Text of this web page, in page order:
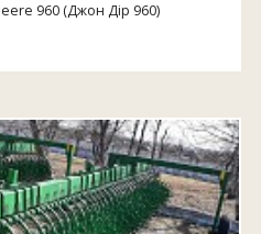
960 (Джон Дір 960)